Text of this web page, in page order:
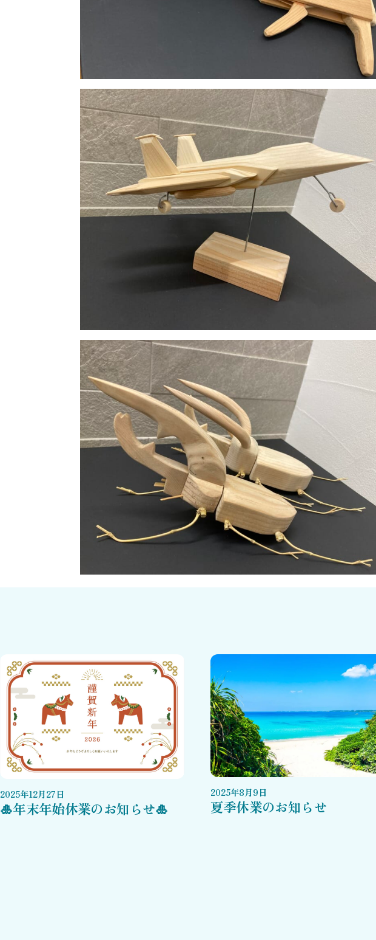
2025年12月27日
🎍年末年始休業のお知らせ🎍
2025年8月9日
夏季休業のお知らせ